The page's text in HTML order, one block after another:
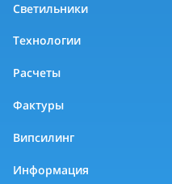
Светильники
Технологии
Расчеты
Фактуры
Випсилинг
Информация